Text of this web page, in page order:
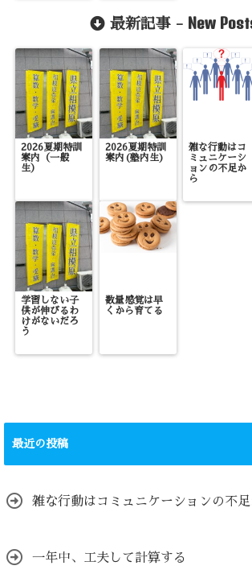
最新記事 - New
2026夏期特訓
案内（一般
生）
2026夏期特訓
案内(塾内生)
雑な行動はコ
ミュニケーシ
ョンの不足か
ら
学習しない子
供が伸びるわ
けがないだろ
う
数量感覚は早
くから育てる
最近の投稿
雑な行動はコミュニケーションの不足
一年中、工夫して計算する